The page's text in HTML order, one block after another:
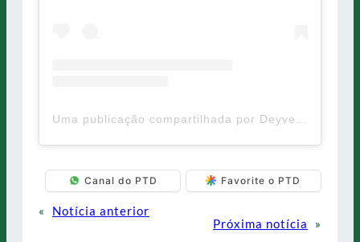
Canal do PTD Favorite o PTD
«
Notícia anterior
Próxima notícia
»